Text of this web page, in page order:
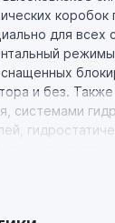
для
и без.
системами